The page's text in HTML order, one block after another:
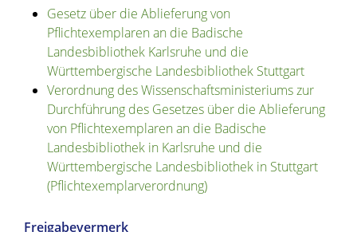
Gesetz über die Ablieferung von
Pflichtexemplaren an die Badische
Landesbibliothek Karlsruhe und die
Württembergische Landesbibliothek Stuttgart
Verordnung des Wissenschaftsministeriums zur
Durchführung des Gesetzes über die Ablieferung
von Pflichtexemplaren an die Badische
Landesbibliothek in Karlsruhe und die
Württembergische Landesbibliothek in Stuttgart
(Pflichtexemplarverordnung)
Freigabevermerk